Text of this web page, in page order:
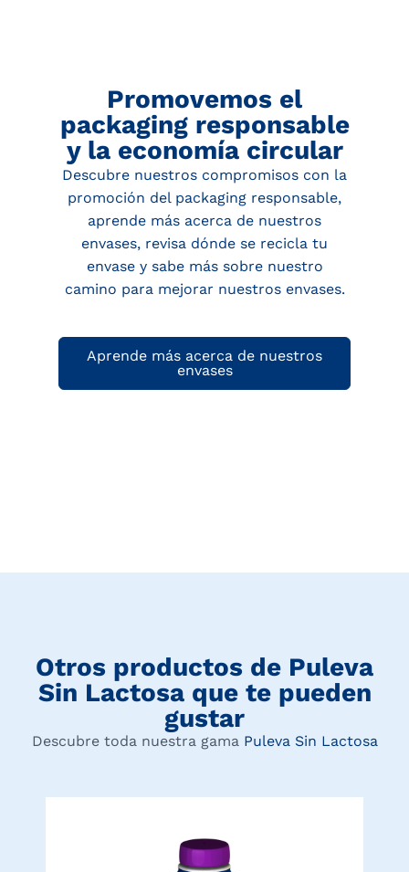
Promovemos el
packaging responsable
y la economía circular
Descubre nuestros compromisos con la
promoción del packaging responsable,
aprende más acerca de nuestros
envases, revisa dónde se recicla tu
envase y sabe más sobre nuestro
camino para mejorar nuestros envases.
Aprende más acerca de nuestros
envases
Otros productos de Puleva
Sin Lactosaque te pueden
gustar
Descubre toda nuestra gama Puleva Sin Lactosa